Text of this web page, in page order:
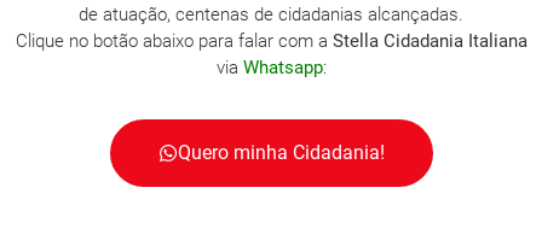
de atuação, centenas de cidadanias alcançadas.
Clique no botão abaixo para falar com a Stella Cidadania Italiana
via Whatsapp:
Quero minha Cidadania!